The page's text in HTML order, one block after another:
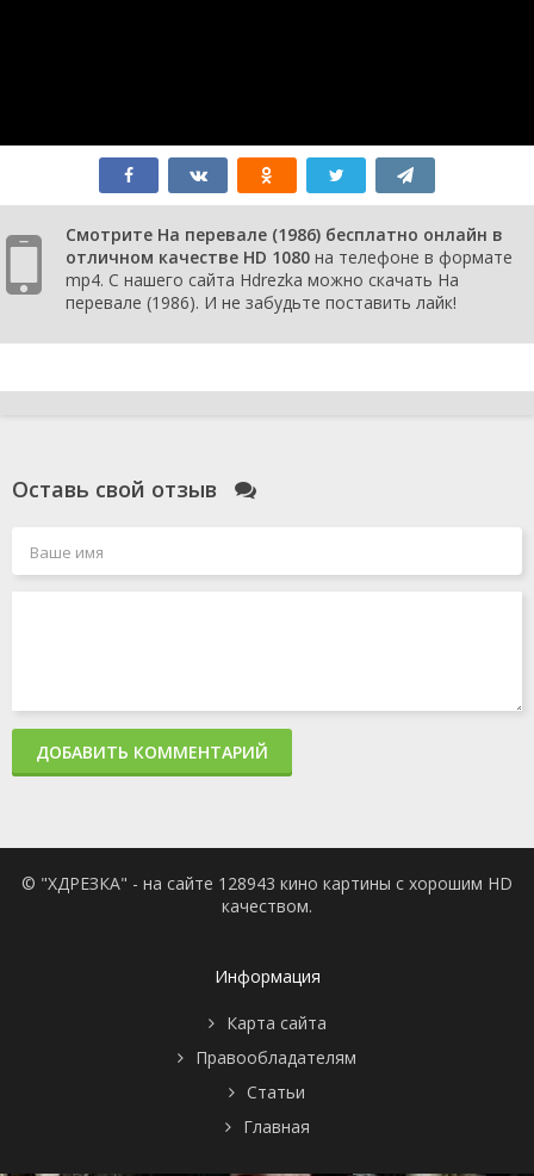
Смотрите На перевале (1986) бесплатно онлайн в
отличном качестве HD 1080 на телефоне в формате
mp4. С нашего сайта Hdrezka можно скачать На
перевале (1986). И не забудьте поставить лайк!
Оставь свой отзыв
ДОБАВИТЬ КОММЕНТАРИЙ
© "ХДРЕЗКА" - на сайте 128943 кино картины с хорошим HD
качеством.
Информация
Карта сайта
Правообладателям
Статьи
Главная